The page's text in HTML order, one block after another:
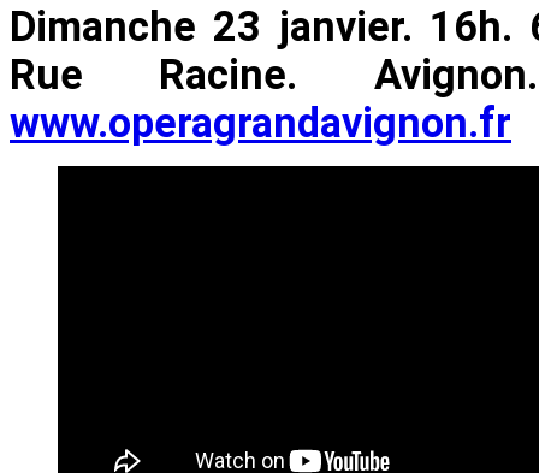
Dimanche 23 janvier. 16h.
Rue Racine.
www.operagrandavignon.fr